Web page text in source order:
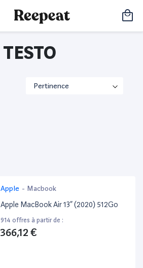
TESTO
Apple - Macbook
Apple MacBook Air 13” (2020) 512Go
914 offres à partir de :
366,12 €